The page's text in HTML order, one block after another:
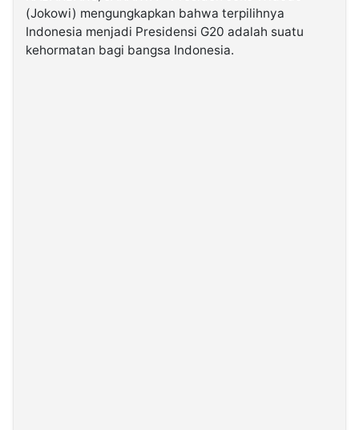
Kabarbaru.co
(Jokowi) mengungkapkan bahwa terpilihnya
Indonesia menjadi Presidensi G20 adalah suatu
kehormatan bagi bangsa Indonesia.